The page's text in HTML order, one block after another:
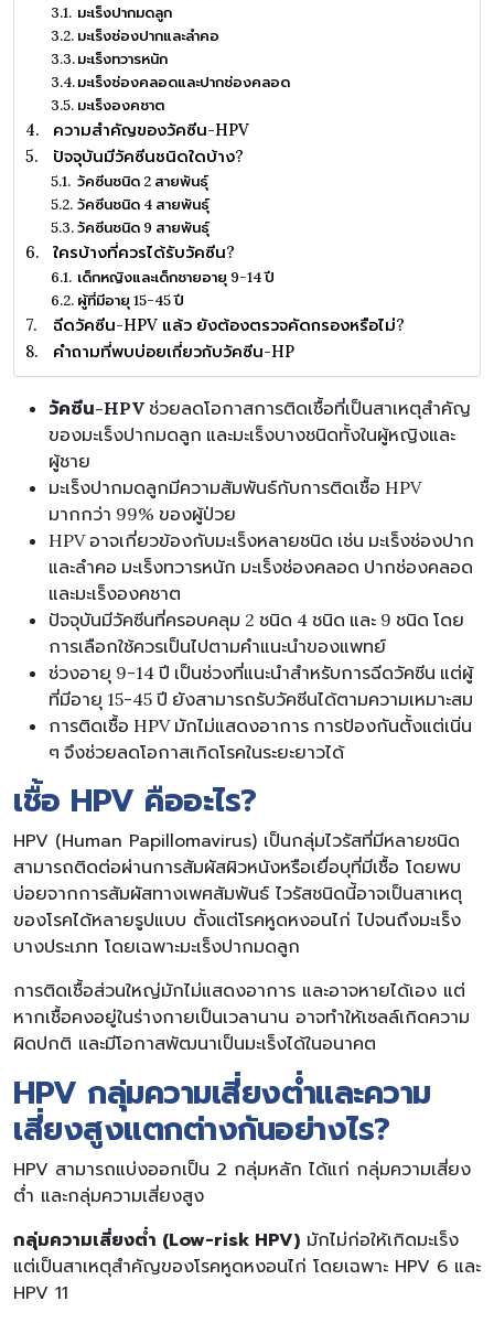
มะเร็งปากมดลูก
มะเร็งช่องปากและลำคอ
มะเร็งทวารหนัก
มะเร็งช่องคลอดและปากช่องคลอด
มะเร็งองคชาต
ความสำคัญของวัคซีน-HPV
ปัจจุบันมีวัคซีนชนิดใดบ้าง?
วัคซีนชนิด 2 สายพันธุ์
วัคซีนชนิด 4 สายพันธุ์
วัคซีนชนิด 9 สายพันธุ์
ใครบ้างที่ควรได้รับวัคซีน?
เด็กหญิงและเด็กชายอายุ 9-14 ปี
ผู้ที่มีอายุ 15-45 ปี
ฉีดวัคซีน-HPV แล้ว ยังต้องตรวจคัดกรองหรือไม่?
คำถามที่พบบ่อยเกี่ยวกับวัคซีน-HP
วัคซีน-HPV ช่วยลดโอกาสการติดเชื้อที่เป็นสาเหตุสำคัญ
ของมะเร็งปากมดลูก และมะเร็งบางชนิดทั้งในผู้หญิงและ
ผู้ชาย
มะเร็งปากมดลูกมีความสัมพันธ์กับการติดเชื้อ HPV
มากกว่า 99% ของผู้ป่วย
HPV อาจเกี่ยวข้องกับมะเร็งหลายชนิด เช่น มะเร็งช่องปาก
และลำคอ มะเร็งทวารหนัก มะเร็งช่องคลอด ปากช่องคลอด
และมะเร็งองคชาต
ปัจจุบันมีวัคซีนที่ครอบคลุม 2 ชนิด 4 ชนิด และ 9 ชนิด โดย
การเลือกใช้ควรเป็นไปตามคำแนะนำของแพทย์
ช่วงอายุ 9-14 ปี เป็นช่วงที่แนะนำสำหรับการฉีดวัคซีน แต่ผู้
ที่มีอายุ 15-45 ปี ยังสามารถรับวัคซีนได้ตามความเหมาะสม
การติดเชื้อ HPV มักไม่แสดงอาการ การป้องกันตั้งแต่เนิ่น
ๆ จึงช่วยลดโอกาสเกิดโรคในระยะยาวได้
เชื้อ HPV คืออะไร?
HPV (Human Papillomavirus) เป็นกลุ่มไวรัสที่มีหลายชนิด
สามารถติดต่อผ่านการสัมผัสผิวหนังหรือเยื่อบุที่มีเชื้อ โดยพบ
บ่อยจากการสัมผัสทางเพศสัมพันธ์ ไวรัสชนิดนี้อาจเป็นสาเหตุ
ของโรคได้หลายรูปแบบ ตั้งแต่โรคหูดหงอนไก่ ไปจนถึงมะเร็ง
บางประเภท โดยเฉพาะมะเร็งปากมดลูก
การติดเชื้อส่วนใหญ่มักไม่แสดงอาการ และอาจหายได้เอง แต่
หากเชื้อคงอยู่ในร่างกายเป็นเวลานาน อาจทำให้เซลล์เกิดความ
ผิดปกติ และมีโอกาสพัฒนาเป็นมะเร็งได้ในอนาคต
HPV กลุ่มความเสี่ยงต่ำและความ
เสี่ยงสูงแตกต่างกันอย่างไร?
HPV สามารถแบ่งออกเป็น 2 กลุ่มหลัก ได้แก่ กลุ่มความเสี่ยง
ต่ำ และกลุ่มความเสี่ยงสูง
กลุ่มความเสี่ยงต่ำ (Low-risk HPV) มักไม่ก่อให้เกิดมะเร็ง
แต่เป็นสาเหตุสำคัญของโรคหูดหงอนไก่ โดยเฉพาะ HPV 6 และ
HPV 11